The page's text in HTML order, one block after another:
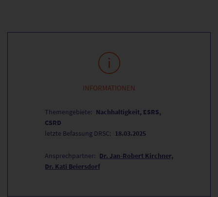
INFORMATIONEN
Themengebiete: Nachhaltigkeit, ESRS,
CSRD
letzte Befassung DRSC: 18.03.2025
Ansprechpartner: Dr. Jan-Robert Kirchner
Dr. Kati Beiersdorf